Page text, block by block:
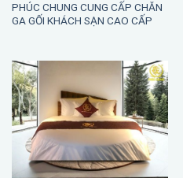
PHÚC CHUNG CUNG CẤP CHĂN
GA GỐI KHÁCH SẠN CAO CẤP